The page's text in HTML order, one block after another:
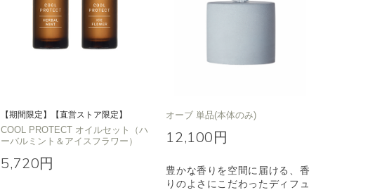
【期間限定】【直営ストア限定】
COOL PROTECT オイルセット（ハ
ーバルミント＆アイスフラワー）
5,720円
オーブ 単品(本体のみ)
12,100円
豊かな香りを空間に届ける、香
りのよさにこだわったディフュ